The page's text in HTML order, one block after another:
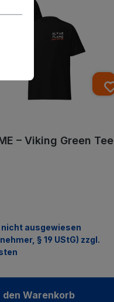
– Viking Green Tee
nicht ausgewiesen
§ 19 UStG) zzgl.
den Warenkorb